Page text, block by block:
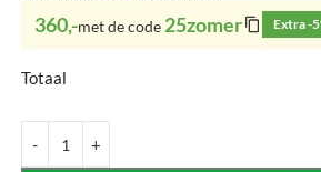
360,-met de code 25zomer Extra -
Totaal